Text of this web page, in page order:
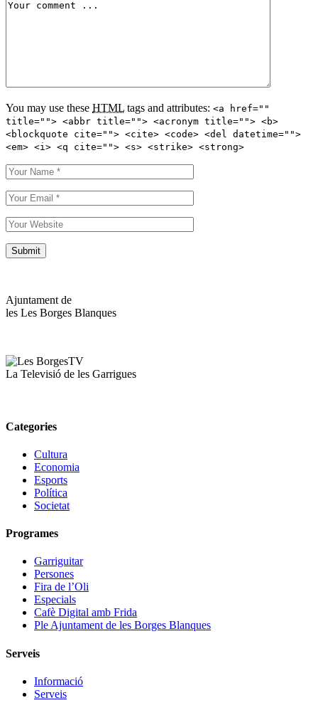
You may use these HTML tags and attributes: <a href=""
title=""> <abbr title=""> <acronym title=""> <b>
<blockquote cite=""> <cite> <code> <del datetime="">
<em> <i> <q cite=""> <s> <strike> <strong>
Ajuntament de
les Les Borges Blanques
La Televisió de les Garrigues
Categories
Cultura
Economia
Esports
Política
Societat
Programes
Garriguitar
Persones
Fira de l’Oli
Especials
Cafè Digital amb Frida
Ple Ajuntament de les Borges Blanques
Serveis
Informació
Serveis